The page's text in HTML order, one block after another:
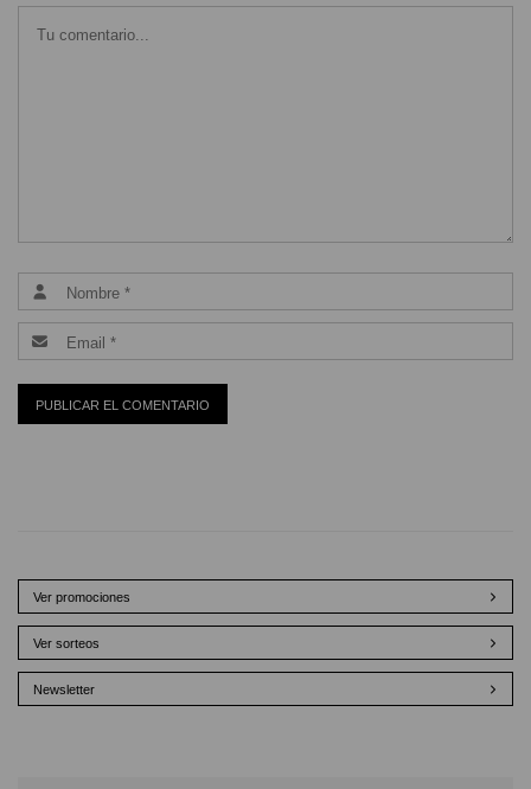
Ver promociones
Ver sorteos
Newsletter